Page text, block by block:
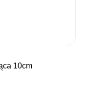
10cm